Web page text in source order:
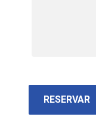
RESERVAR